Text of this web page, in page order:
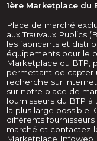
1ère Marketplace du
Place de marché
aux Trauvaux Publics
les fabricants et
équipements pour le
Marketplace du BTP,
permettant de capter
recherche sur
sur notre place de
fournisseurs du BTP
la plus large possible.
différents
marché et contactez-
Marketplace Infoweb